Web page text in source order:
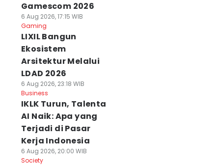
Gamescom 2026
6 Aug 2026, 17:15 WIB
Gaming
LIXIL Bangun
Ekosistem
Arsitektur Melalui
LDAD 2026
6 Aug 2026, 23:18 WIB
Business
IKLK Turun, Talenta
AI Naik: Apa yang
Terjadi di Pasar
Kerja Indonesia
6 Aug 2026, 20:00 WIB
Society